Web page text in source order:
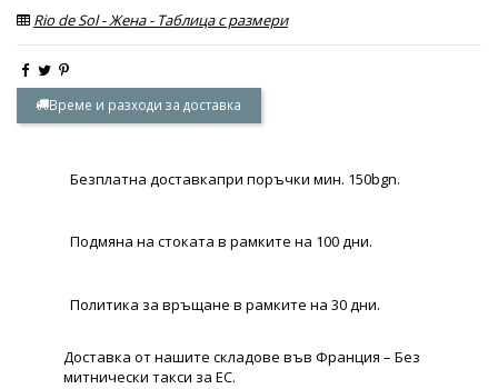
Rio de Sol - Жена - Таблица с размери
Време и разходи за доставка
Безплатна доставкапри поръчки мин. 150bgn.
Подмяна на стоката в рамките на 100 дни.
Политика за връщане в рамките на 30 дни.
Доставка от нашите складове във Франция – Без
митнически такси за ЕС.